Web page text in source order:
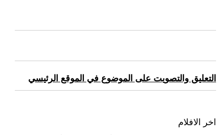
التعليق والتصويت على الموضوع في الموقع الرئيسي
اخر الافلام